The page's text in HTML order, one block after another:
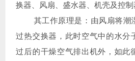
换器、风扇、盛水器、机壳及控制
其工作原理是：由风扇将潮
过热交换器，此时空气中的水分
过后的干燥空气排出机外，如此